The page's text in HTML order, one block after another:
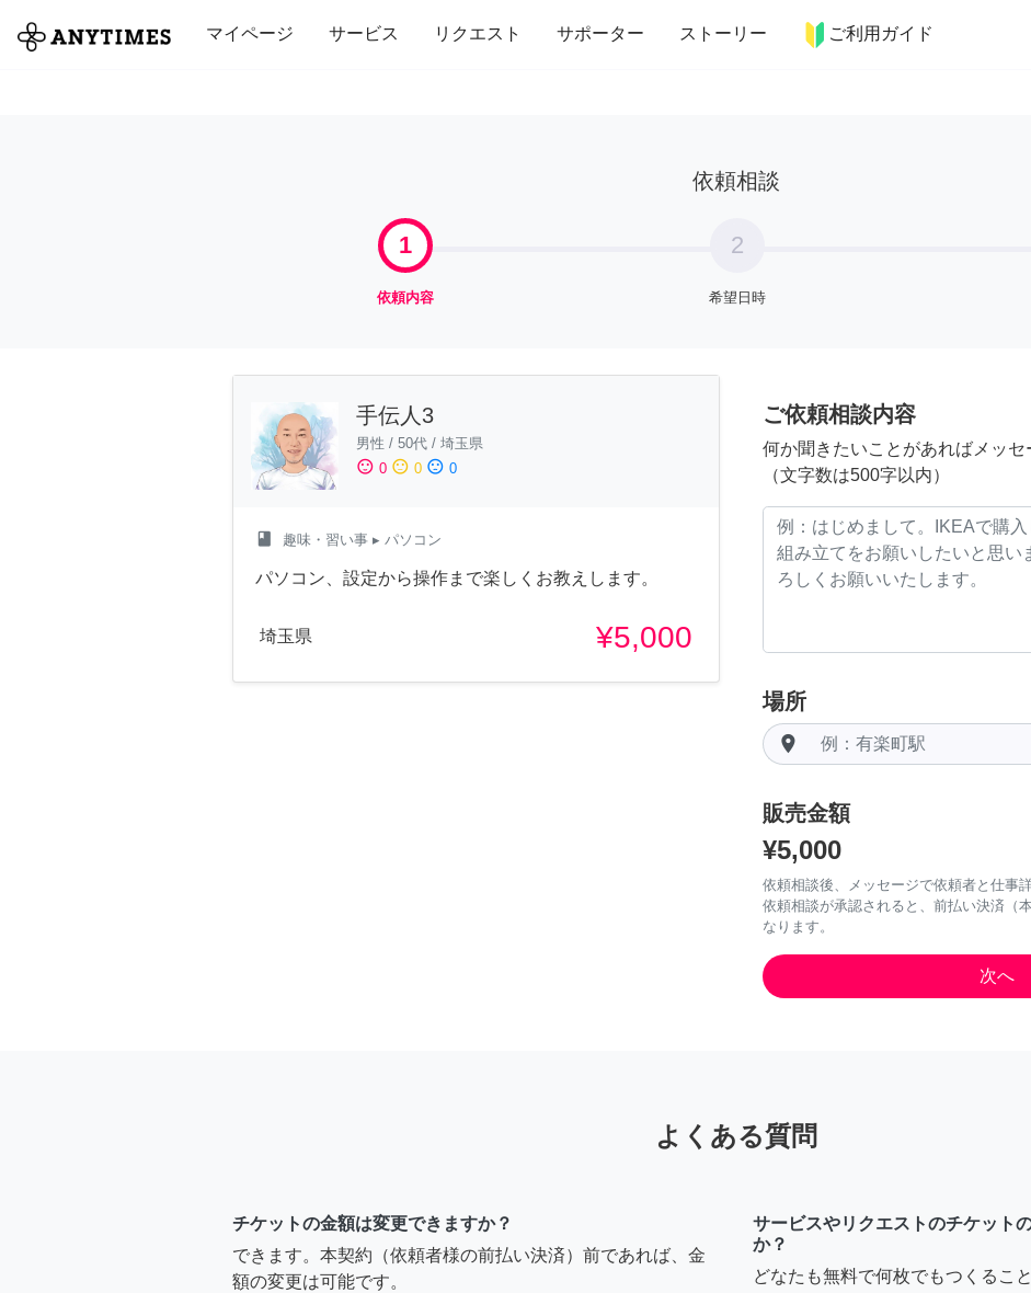
マイページ サービス リクエスト サポーター ストーリー ご利用ガイド
全て 修理・組立 家事 引っ越し インテリア 趣味・習い事 ペット 料理
依頼相談
1
依頼内容
2
希望日時
手伝人3
男性 / 50代 / 埼玉県
sentiment_satisfied 0 sentiment_neutral 0 sentiment_dissatisfied 0
class 趣味・習い事 ▸ パソコン
パソコン、設定から操作まで楽しくお教えします。
埼玉県 ¥5,000
ご依頼相談内容
何か聞きたいことがあればメッ
（文字数は500字以内）
場所
room
販売金額
¥5,000
依頼相談後、メッセージで依頼者と仕事
依頼相談が承認されると、前払い決済（
なります。
よくある質問
チケットの金額は変更できますか？
できます。本契約（依頼者様の前払い決済）前であれば、金
額の変更は可能です。
サービスやリクエストのチケット
か？
どなたも無料で何枚でもつくるこ